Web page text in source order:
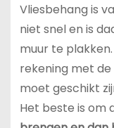
Vliesbehang is
niet snel en is
muur te
rekening met de
moet geschikt
Het beste is om